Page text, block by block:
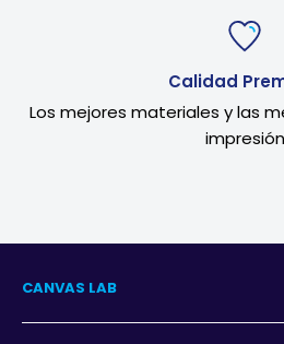
Calidad
Los mejores materiales y las
impresión
CANVAS LAB
Nuestra Historia